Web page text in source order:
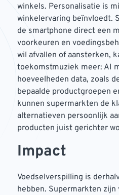
winkels. Personalisatie is
winkelervaring beïnvloedt.
de smartphone direct een
voorkeuren en
wil afvallen of aansterken,
toekomstmuziek meer: AI
hoeveelheden data, zoals
bepaalde productgroepen
kunnen supermarkten de
alternatieven persoonlijk
producten juist gerichter
Impact
Voedselverspilling is
hebben. Supermarkten